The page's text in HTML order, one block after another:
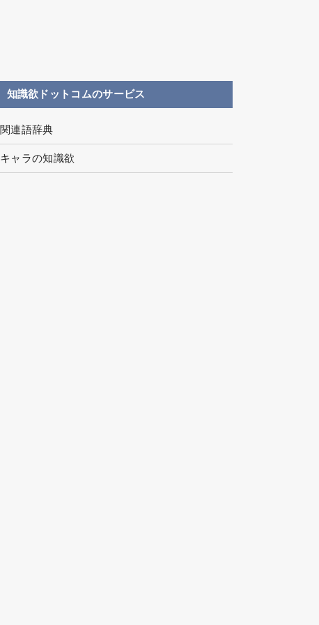
知識欲ドットコムのサービス
関連語辞典
キャラの知識欲